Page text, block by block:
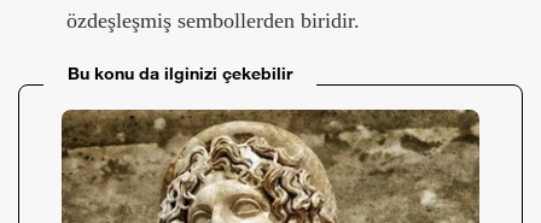
özdeşleşmiş sembollerden biridir.
Bu konu da ilginizi çekebilir